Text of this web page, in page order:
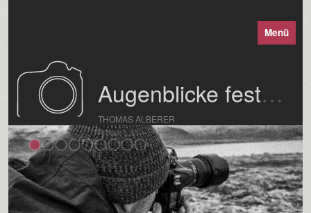
Menü
Augenblicke festgehalten
THOMAS ALBERER